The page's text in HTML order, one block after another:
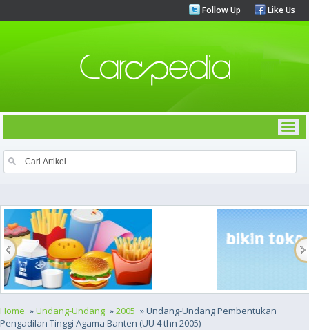
Follow Up Like Us
Home »Undang-Undang »2005 » Undang-Undang Pembentukan
Pengadilan Tinggi Agama Banten (UU 4 thn 2005)